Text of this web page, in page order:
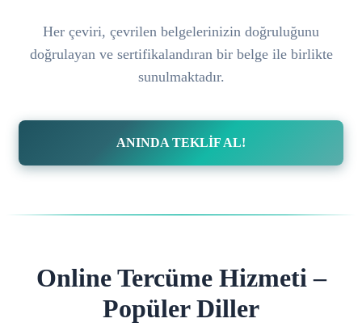
Her çeviri, çevrilen belgelerinizin doğruluğunu
doğrulayan ve sertifikalandıran bir belge ile birlikte
sunulmaktadır.
ANINDA TEKLİF AL!
Online Tercüme Hizmeti –
Popüler Diller